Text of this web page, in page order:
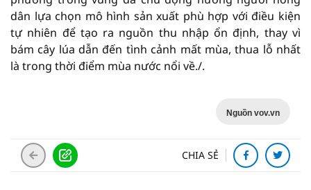
dân lựa chọn mô hình sản xuất phù hợp với điều kiện
tự nhiên để tạo ra nguồn thu nhập ổn định, thay vì
bám cây lúa dẫn đến tình cảnh mất mùa, thua lỗ nhất
là trong thời điểm mùa nước nổi về./.
Nguồn vov.vn
CHIA SẺ